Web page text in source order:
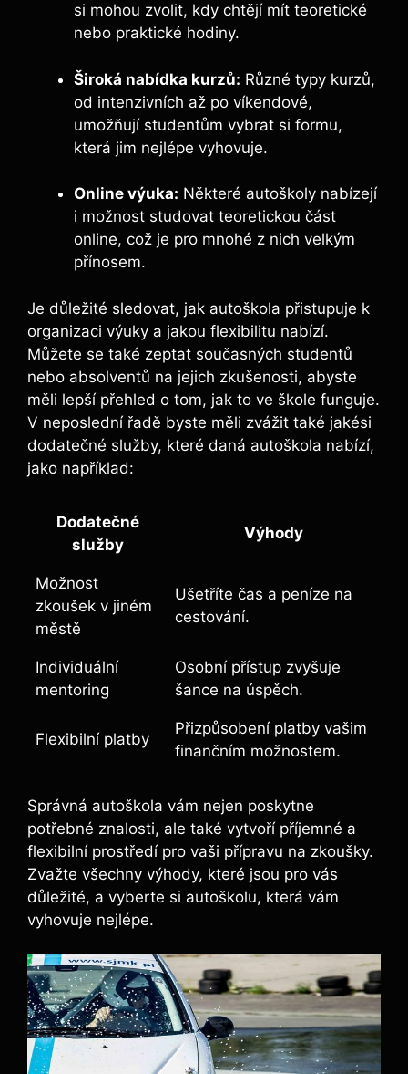
si mohou zvolit, kdy chtějí mít teoretické
nebo praktické hodiny.
Široká nabídka kurzů: Různé typy kurzů,
od intenzivních až po víkendové,
umožňují studentům vybrat si formu,
která jim nejlépe vyhovuje.
Online výuka: Některé autoškoly nabízejí
i možnost studovat teoretickou část
online, což je pro mnohé z nich velkým
přínosem.
Je důležité sledovat, jak autoškola přistupuje k
organizaci výuky a jakou flexibilitu nabízí.
Můžete se také zeptat současných studentů
nebo absolventů na jejich zkušenosti, abyste
měli lepší přehled o tom, jak to ve škole funguje.
V neposlední řadě byste měli zvážit také jakési
dodatečné služby, které daná autoškola nabízí,
jako například:
Dodatečné
služby
Výhody
Možnost
zkoušek v jiném
městě
Ušetříte čas a peníze na
cestování.
Individuální
mentoring
Osobní přístup zvyšuje
šance na úspěch.
Flexibilní platby
Přizpůsobení platby vašim
finančním možnostem.
Správná autoškola vám nejen poskytne
potřebné znalosti, ale také vytvoří příjemné a
flexibilní prostředí pro vaši přípravu na zkoušky.
Zvažte všechny výhody, které jsou pro vás
důležité, a vyberte si autoškolu, která vám
vyhovuje nejlépe.